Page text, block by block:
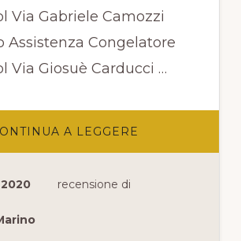
Via Gabriele Camozzi
Assistenza Congelatore
Via Giosuè Carducci …
A LEGGERE
WHIRLPOOL
recensione di